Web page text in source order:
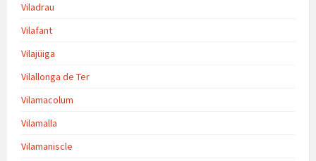
Viladrau
Vilafant
Vilajüiga
Vilallonga de Ter
Vilamacolum
Vilamalla
Vilamaniscle